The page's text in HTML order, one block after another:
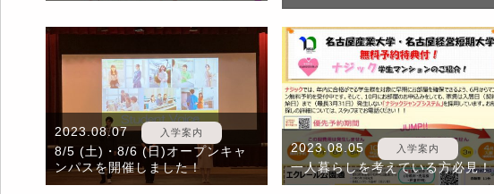
2023.08.07 入学案内
8/5 (土)・8/6 (日)オープンキャ
ンパスを開催しました！
2023.08.05 入学案内
一人暮らしを考えている方必見！